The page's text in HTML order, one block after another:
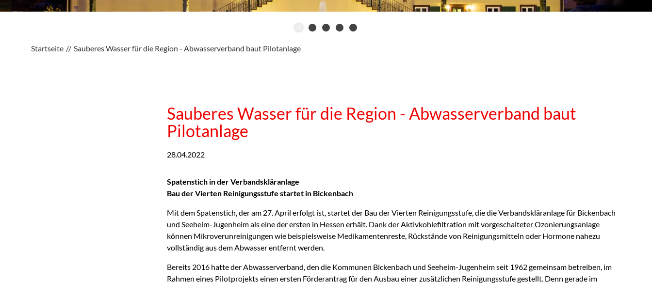
Startseite Sauberes Wasser für die Region - Abwasserverband baut Pilotanlage
Sauberes Wasser für die Region - Abwasserverband baut
Pilotanlage
28.04.2022
Spatenstich in der Verbandskläranlage
Bau der Vierten Reinigungsstufe startet in Bickenbach
Mit dem Spatenstich, der am 27. April erfolgt ist, startet der Bau der Vierten Reinigungsstufe, die die Verbandskläranlage für Bickenbach
und Seeheim-Jugenheim als eine der ersten in Hessen erhält. Dank der Aktivkohlefiltration mit vorgeschalteter Ozonierungsanlage
können Mikroverunreinigungen wie beispielsweise Medikamentenreste, Rückstände von Reinigungsmitteln oder Hormone nahezu
vollständig aus dem Abwasser entfernt werden.
Bereits 2016 hatte der Abwasserverband, den die Kommunen Bickenbach und Seeheim-Jugenheim seit 1962 gemeinsam betreiben, im
Rahmen eines Pilotprojekts einen ersten Förderantrag für den Ausbau einer zusätzlichen Reinigungsstufe gestellt. Denn gerade im